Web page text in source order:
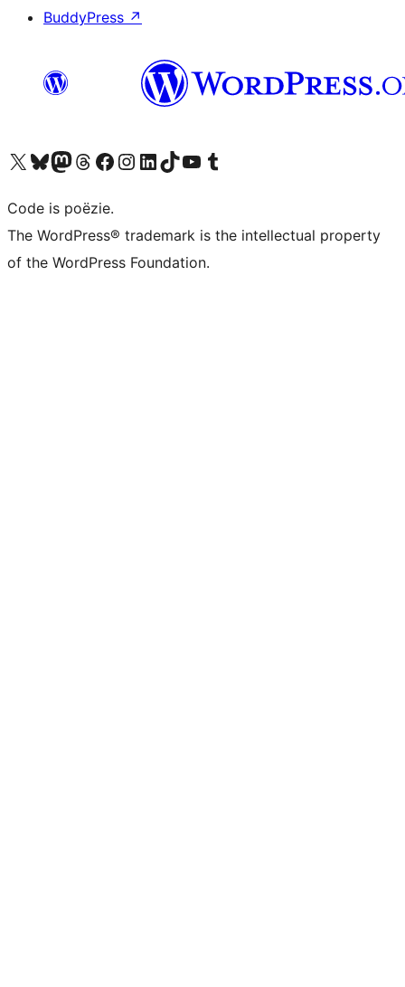
BuddyPress ↗
Bezoek ons X (voorheen Twitter) account
Bezoek ons Bluesky account
Bezoek ons Mastodon account
Bezoek ons Threads account
Onze Facebook pagina bezoeken
Bezoek ons Instagram account
Bezoek ons LinkedIn account
Bezoek ons TikTok account
Bezoek ons YouTube kanaalBezoek ons Tumblr account
Code is poëzie.
The WordPress® trademark is the intellectual property
of the WordPress Foundation.